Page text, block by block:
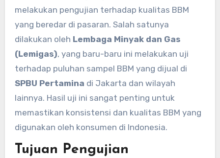
melakukan pengujian terhadap kualitas BBM
yang beredar di pasaran. Salah satunya
dilakukan oleh Lembaga Minyak dan Gas
(Lemigas), yang baru-baru ini melakukan uji
terhadap puluhan sampel BBM yang dijual di
SPBU Pertamina di Jakarta dan wilayah
lainnya. Hasil uji ini sangat penting untuk
memastikan konsistensi dan kualitas BBM yang
digunakan oleh konsumen di Indonesia.
Tujuan Pengujian